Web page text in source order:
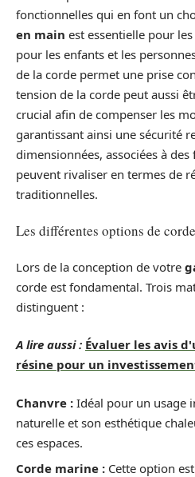
fonctionnelles qui en font un
en main est essentielle pour
pour les enfants et les
de la corde permet une prise
tension de la corde peut aussi
crucial afin de compenser les
garantissant ainsi une sécurité
dimensionnées, associées à
peuvent rivaliser en termes de
traditionnelles.
Les différentes options de
Lors de la conception de votre
corde est fondamental. Trois
distinguent :
A lire aussi : Évaluer les avis
résine pour un
Chanvre : Idéal pour un usage
naturelle et son esthétique
ces espaces.
Corde marine : Cette option